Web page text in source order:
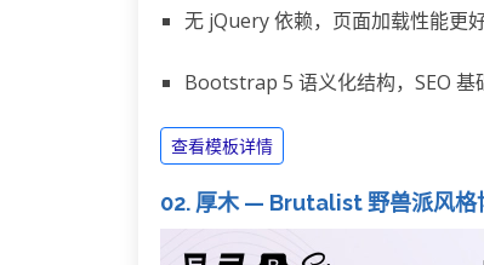
无 jQuery 依赖，页面加载性能更
Bootstrap 5 语义化结构，SEO 基
查看模板详情
02. 厚木 — Brutalist 野兽派风格